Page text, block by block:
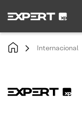
Internacional